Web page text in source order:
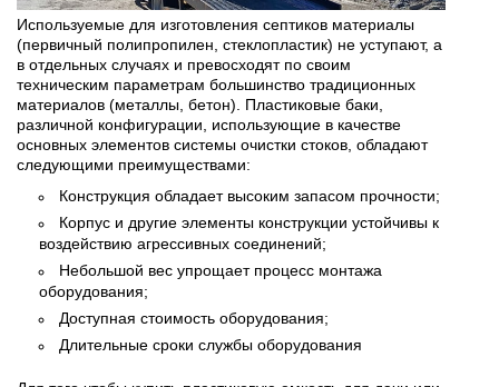
Используемые для изготовления септиков материалы
(первичный полипропилен, стеклопластик) не уступают, а
в отдельных случаях и превосходят по своим
техническим параметрам большинство традиционных
материалов (металлы, бетон). Пластиковые баки,
различной конфигурации, использующие в качестве
основных элементов системы очистки стоков, обладают
следующими преимуществами:
Конструкция обладает высоким запасом прочности;
Корпус и другие элементы конструкции устойчивы к
воздействию агрессивных соединений;
Небольшой вес упрощает процесс монтажа
оборудования;
Доступная стоимость оборудования;
Длительные сроки службы оборудования